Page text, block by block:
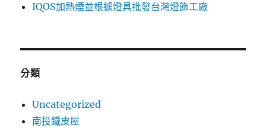
IQOS加熱煙並根據燈具批發台灣燈飾工廠
分類
Uncategorized
南投鐵皮屋